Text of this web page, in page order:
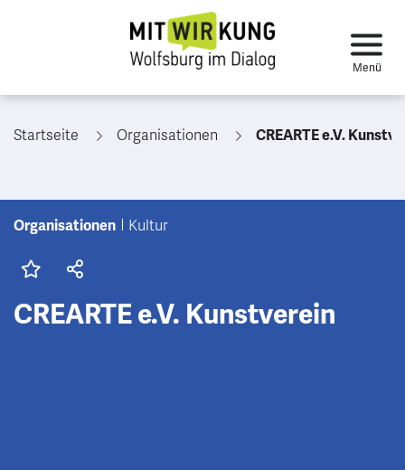
Startseite Organisationen CREARTE e.V.
Organisationen Kultur
CREARTE e.V. Kunstverein